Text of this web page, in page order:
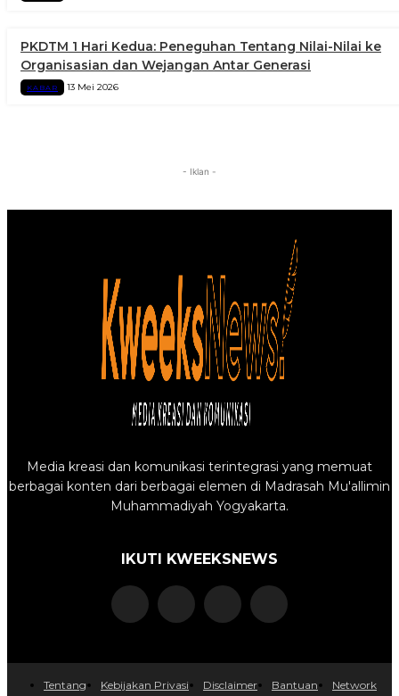
PKDTM 1 Hari Kedua: Peneguhan Tentang Nilai-Nilai ke
Organisasian dan Wejangan Antar Generasi
KABAR 13 Mei 2026
- Iklan -
Media kreasi dan komunikasi terintegrasi yang memuat
berbagai konten dari berbagai elemen di Madrasah Mu'allimin
Muhammadiyah Yogyakarta.
IKUTI KWEEKSNEWS
Tentang Kebijakan Privasi Disclaimer Bantuan Network